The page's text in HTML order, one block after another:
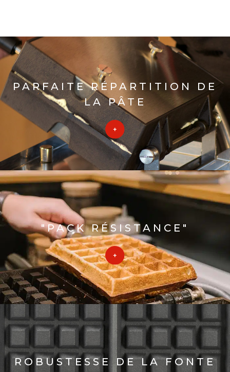
PARFAITE RÉPARTITION DE
LA PÂTE
"PACK RÉSISTANCE"
ROBUSTESSE DE LA FONTE